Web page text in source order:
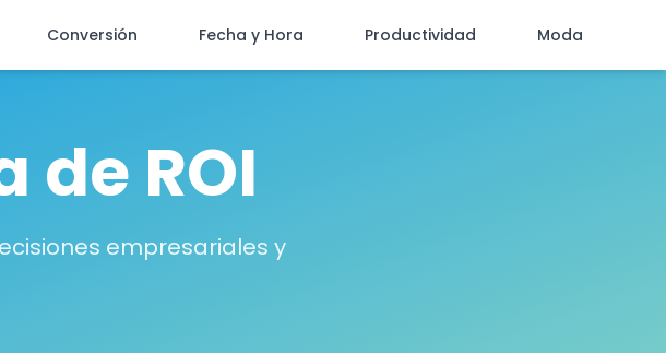
Conversión Fecha y Hora Productividad Moda
ROI
empresariales y